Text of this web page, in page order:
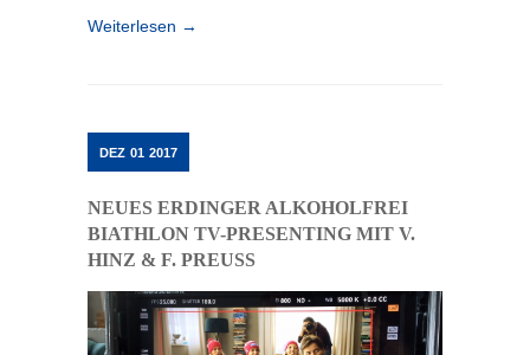
Weiterlesen →
DEZ 01 2017
NEUES ERDINGER ALKOHOLFREI
BIATHLON TV-PRESENTING MIT V.
HINZ & F. PREUSS